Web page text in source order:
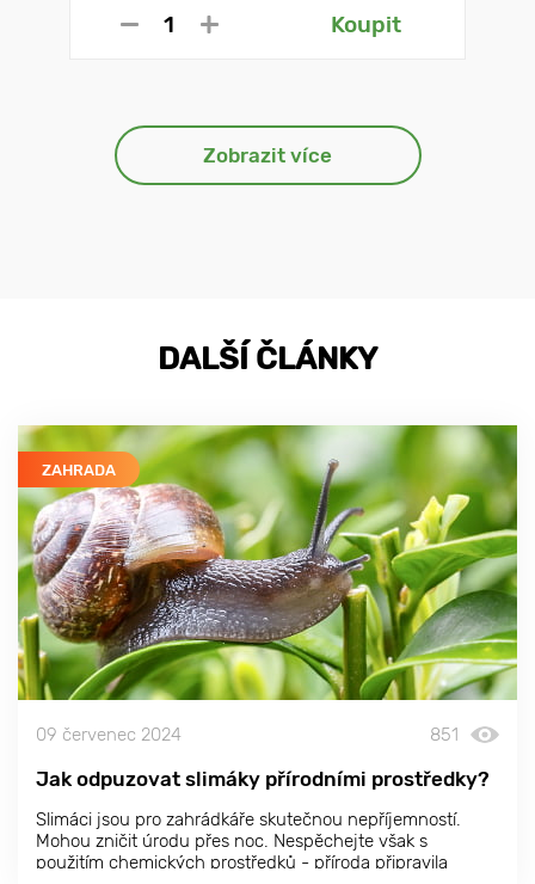
Koupit
Zobrazit více
DALŠÍ ČLÁNKY
ZAHRADA
09 červenec 2024 851
Jak odpuzovat slimáky přírodními prostředky?
Slimáci jsou pro zahrádkáře skutečnou nepříjemností.
Mohou zničit úrodu přes noc. Nespěchejte však s
použitím chemických prostředků - příroda připravila